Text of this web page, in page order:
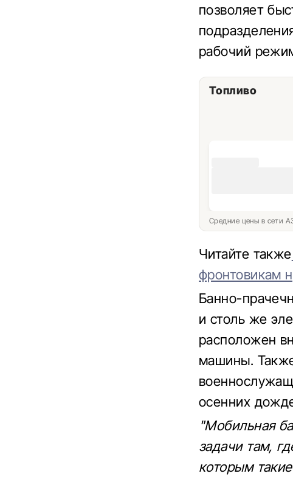
позволяет
рабочий
Топливо
Средние цены в сети
Читайте также
фронтовикам
Банно-
и столь же
расположен
машины.
осенних
"Мобильная
задачи там,
которым